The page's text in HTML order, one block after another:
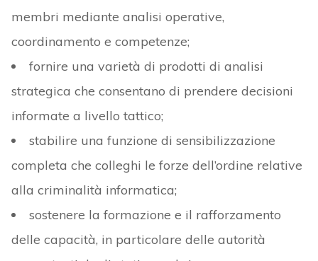
membri mediante analisi operative,
coordinamento e competenze;
fornire una varietà di prodotti di analisi
strategica che consentano di prendere decisioni
informate a livello tattico;
stabilire una funzione di sensibilizzazione
completa che colleghi le forze dell’ordine relative
alla criminalità informatica;
sostenere la formazione e il rafforzamento
delle capacità, in particolare delle autorità